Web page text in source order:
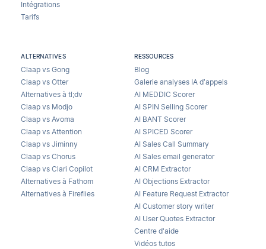
Intégrations
Tarifs
ALTERNATIVES
Claap vs Gong
Claap vs Otter
Alternatives à tl;dv
Claap vs Modjo
Claap vs Avoma
Claap vs Attention
Claap vs Jiminny
Claap vs Chorus
Claap vs Clari Copilot
Alternatives à Fathom
Alternatives à Fireflies
RESSOURCES
Blog
Galerie analyses IA d’appels
AI MEDDIC Scorer
AI SPIN Selling Scorer
AI BANT Scorer
AI SPICED Scorer
AI Sales Call Summary
AI Sales email generator
AI CRM Extractor
AI Objections Extractor
AI Feature Request Extractor
AI Customer story writer
AI User Quotes Extractor
Centre d'aide
Vidéos tutos